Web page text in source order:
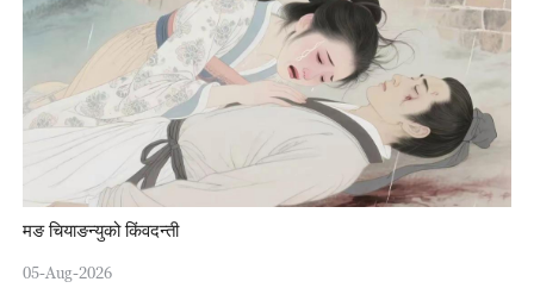
मङ चियाङन्युको किंवदन्ती
05-Aug-2026